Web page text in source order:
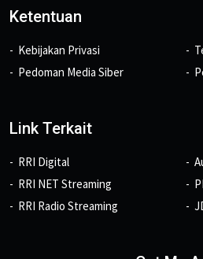
Ketentuan
Kebijakan Privasi
Pedoman Media Siber
Link Terkait
RRI Digital
RRI NET Streaming
RRI Radio Streaming